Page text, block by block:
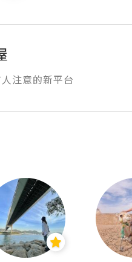
注意的新平台